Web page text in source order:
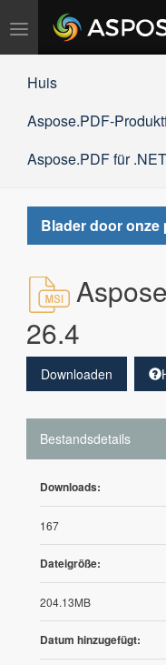
Navigation
umschalten
Huis
Aspose.PDF-
Aspose.PDF für .NET
Blader door onze
26.4
Downloaden
Bestandsdetails
Downloads:
167
Dateigröße:
204.13MB
Datum hinzugefügt: